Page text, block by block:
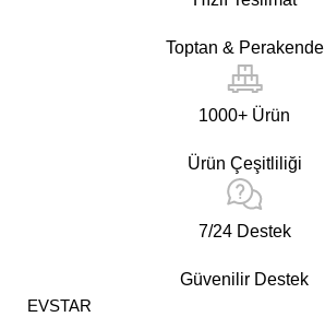
Toptan & Perakende
1000+ Ürün
Ürün Çeşitliliği
7/24 Destek
Güvenilir Destek
EVSTAR